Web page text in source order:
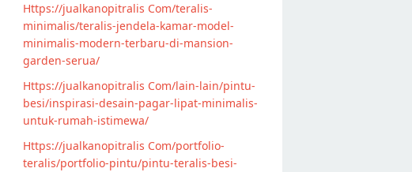
Https://jualkanopitralis Com/teralis-
minimalis/teralis-jendela-kamar-model-
minimalis-modern-terbaru-di-mansion-
garden-serua/
Https://jualkanopitralis Com/lain-lain/pintu-
besi/inspirasi-desain-pagar-lipat-minimalis-
untuk-rumah-istimewa/
Https://jualkanopitralis Com/portfolio-
teralis/portfolio-pintu/pintu-teralis-besi-